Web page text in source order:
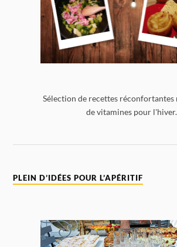
Sélection de recettes réconfortantes
de vitamines pour l'hiver.
PLEIN D’IDÉES POUR L’APÉRITIF